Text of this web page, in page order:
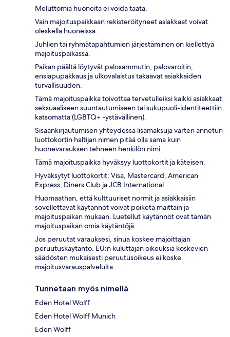
Meluttomia huoneita ei voida taata.
Vain majoituspaikkaan rekisteröityneet asiakkaat voivat
oleskella huoneissa.
Juhlien tai ryhmätapahtumien järjestäminen on kiellettyä
majoituspaikassa.
Paikan päältä löytyvät palosammutin, palovaroitin,
ensiapupakkaus ja ulkovalaistus takaavat asiakkaiden
turvallisuuden.
Tämä majoituspaikka toivottaa tervetulleiksi kaikki asiakkaat
seksuaaliseen suuntautumiseen tai sukupuoli-identiteettiin
katsomatta (LGBTQ+ -ystävällinen).
Sisäänkirjautumisen yhteydessä lisämaksuja varten annetun
luottokortin haltijan nimen pitää olla sama kuin
huonevarauksen tehneen henkilön nimi.
Tämä majoituspaikka hyväksyy luottokortit ja käteisen.
Hyväksytyt luottokortit: Visa, Mastercard, American
Express, Diners Club ja JCB International
Huomaathan, että kulttuuriset normit ja asiakkaisiin
sovellettavat käytännöt voivat poiketa maittain ja
majoituspaikan mukaan. Luetellut käytännöt ovat tämän
majoituspaikan omia käytäntöjä.
Jos peruutat varauksesi, sinua koskee majoittajan
peruutuskäytäntö. EU:n kuluttajan oikeuksia koskevien
säädösten mukaisesti peruutusoikeus ei koske
majoitusvarauspalveluita.
Tunnetaan myös nimellä
Eden Hotel Wolff
Eden Hotel Wolff Munich
Eden Wolff